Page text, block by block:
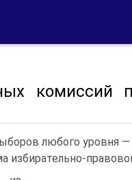
комиссий
любого уровня
избирательно-